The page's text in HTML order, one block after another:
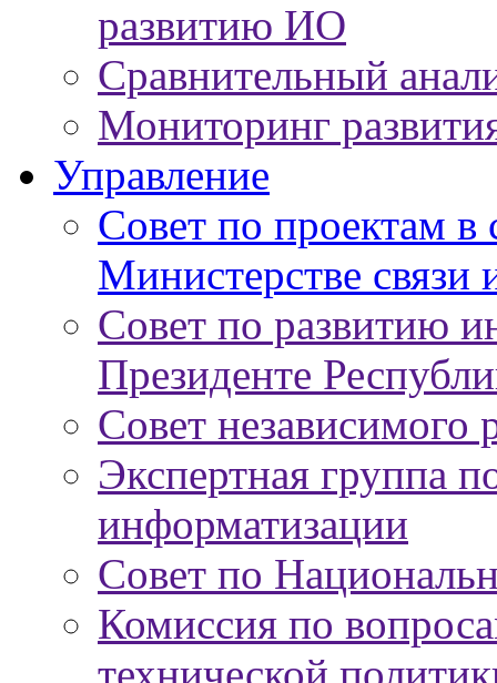
развитию ИО
Сравнительный
Мониторинг
Управление
Совет по проектам в
Министерстве связи
Совет по развитию
Президенте
Совет независимого
Экспертная группа
информатизации
Совет по
Комиссия по